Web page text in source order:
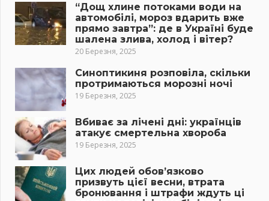
“Дощ хлине потоками води на
автомобілі, мороз вдарить вже
прямо завтра”: де в Україні буде
шалена злива, холод і вітер?
20 Березня, 2025
Синоптикиня розповіла, скільки
протримаються морозні ночі
19 Березня, 2025
Вбиває за лічені дні: українців
атакує смертельна хвороба
19 Березня, 2025
Цих людей обов’язково
призвуть цієї весни, втрата
бронювання і штрафи ждуть ці